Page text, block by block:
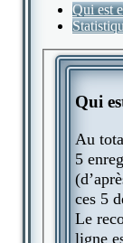
Qui est
Qui
Au
5
ces 5
Le
ligne